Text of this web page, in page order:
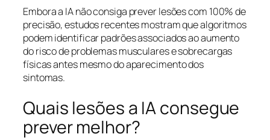
Embora a IA não consiga prever lesões com 100% de
precisão, estudos recentes mostram que algoritmos
podem identificar padrões associados ao aumento
do risco de problemas musculares e sobrecargas
físicas antes mesmo do aparecimento dos
sintomas.
Quais lesões a IA consegue
prever melhor?